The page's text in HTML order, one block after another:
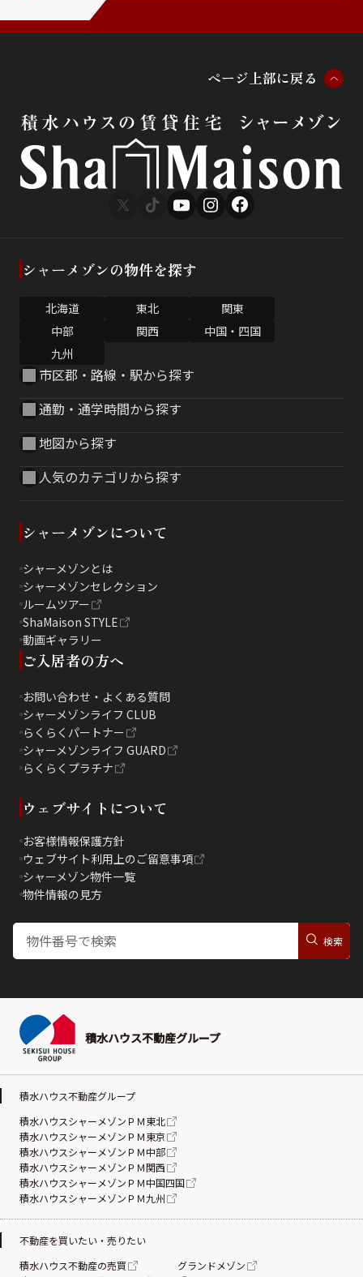
ページ 上部に戻る
シャーメゾンの物件を探す
北海道 東北
関東
中部
関西
中国・四国
九州
市区郡・路線・駅から探す
通勤・通学時間から探す
地図から探す
人気のカテゴリから探す
シャーメゾンについて
シャーメゾンとは
シャーメゾンセレクション
ルームツアー
ShaMaison STYLE
動画ギャラリー
ご入居者の方へ
お問い合わせ・よくある質問
シャーメゾンライフ CLUB
らくらくパートナー
シャーメゾンライフ GUARD
らくらくプラチナ
ウェブサイトについて
お客様情報保護方針
ウェブサイト利用上のご留意事項
シャーメゾン物件一覧
物件情報の見方
積水ハウス不動産グループ
積水ハウス不動産グループ
積水ハウスシャーメゾンＰＭ東北
積水ハウスシャーメゾンＰＭ東京
積水ハウスシャーメゾンＰＭ中部
積水ハウスシャーメゾンＰＭ関西
積水ハウスシャーメゾンＰＭ中国四国
積水ハウスシャーメゾンＰＭ九州
不動産を買いたい・売りたい
積水ハウス不動産の売買
グランドメゾン